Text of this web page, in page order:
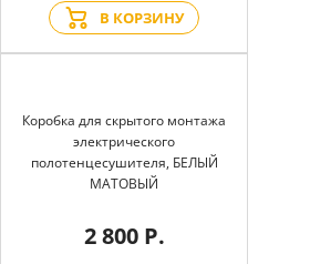
В КОРЗИНУ
Коробка для скрытого монтажа
электрического
полотенцесушителя, БЕЛЫЙ
МАТОВЫЙ
2 800 Р.